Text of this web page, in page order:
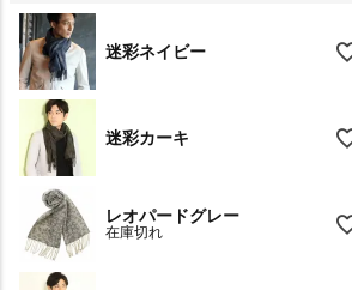
迷彩ネイビー
迷彩カーキ
レオパードグレー
在庫切れ